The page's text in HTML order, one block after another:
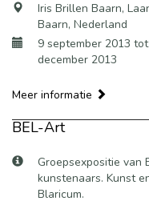
Iris Brillen Baarn,
Baarn, Nederland
9 september 2013
december 2013
Meer informatie
BEL-Art
Groepsexpositie van
kunstenaars. Kunst
Blaricum.